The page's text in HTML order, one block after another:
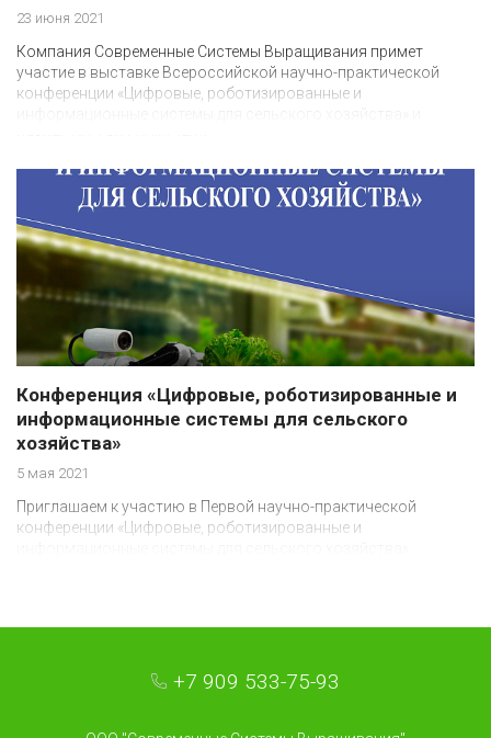
23 июня 2021
Компания Современные Системы Выращивания примет
участие в выставке Всероссийской научно-практической
конференции «Цифровые, роботизированные и
Конференция «Цифровые, роботизированные и
информационные системы для сельского
хозяйства»
5 мая 2021
Приглашаем к участию в Первой научно-практической
конференции «Цифровые, роботизированные и
+7 909 533-75-93